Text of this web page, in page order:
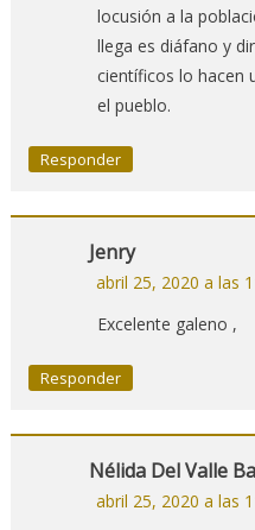
locusión a la
llega es diáfano y
científicos lo hacen
el pueblo.
Responder
Jenry
abril 25, 2020 a las
Excelente galeno ,
Responder
Nélida Del Valle
abril 25, 2020 a las